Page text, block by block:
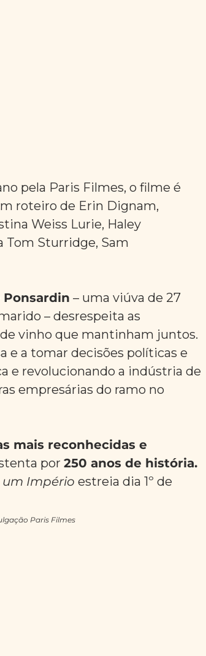
pela Paris Filmes, o filme é
roteiro de Erin Dignam,
Weiss Lurie, Haley
Tom Sturridge, Sam
Ponsardin – uma viúva de 27
– desrespeita as
vinho que mantinham juntos.
e a tomar decisões políticas e
e revolucionando a indústria de
empresárias do ramo no
mais reconhecidas e
por 250 anos de história.
um Império estreia dia 1º de
Divulgação Paris Filmes